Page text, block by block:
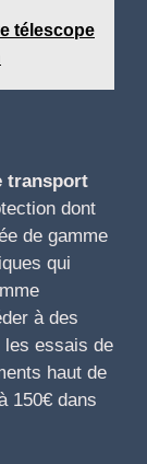
télescope
transport
dont
de gamme
qui
à des
les essais de
haut de
150€ dans